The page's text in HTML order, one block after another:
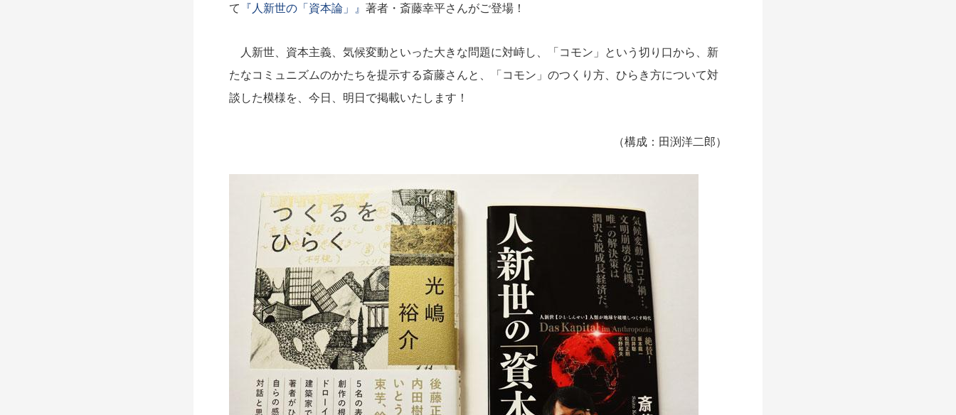
て 『人新世の「資本論」』 著者・斎藤幸平さんがご登場！
人新世、資本主義、気候変動といった大きな問題に対峙し、「コモン」という切り口から、新
たなコミュニズムのかたちを提示する斎藤さんと、「コモン」のつくり方、ひらき方について対
談した模様を、今日、明日で掲載いたします！
（構成：田渕洋二郎）